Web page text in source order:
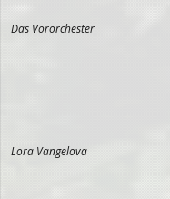
Das Vororchester
Lora Vangelova